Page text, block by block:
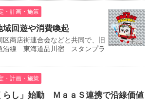
・計画・施策
回遊や消費喚起
商店街連合会などと共同で、旧
沿線 東海道品川宿 スタンプラ
・計画・施策
し」始動 ＭａａＳ連携で沿線価値